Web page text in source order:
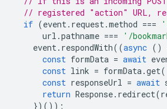
// registered "action" URL,
if (event. request.method ===
url .pathname === '/
event. respondWith((async ()
const formData = await
const link = formData.get(
const responseUrl = await
return Response. redirect(
})());